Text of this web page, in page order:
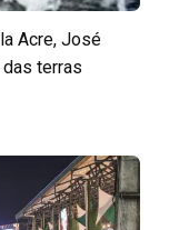
Acre, José
terras